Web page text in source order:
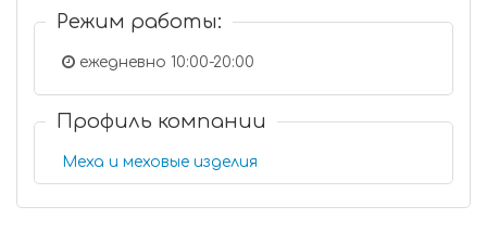
Режим работы:
ежедневно 10:00-20:00
Профиль компании
Меха и меховые изделия